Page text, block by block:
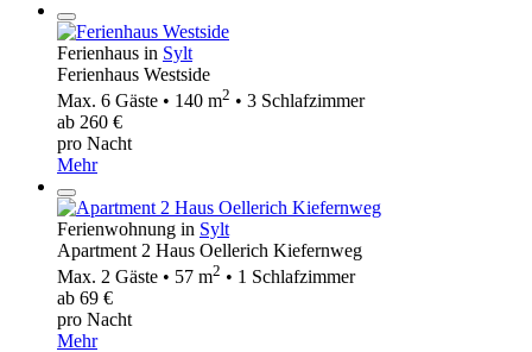
Ferienhaus in Sylt
Ferienhaus Westside
Max. 6 Gäste • 140 m2 • 3 Schlafzimmer
ab 260 €
pro Nacht
Mehr
Ferienwohnung in Sylt
Apartment 2 Haus Oellerich Kiefernweg
Max. 2 Gäste • 57 m2 • 1 Schlafzimmer
ab 69 €
pro Nacht
Mehr